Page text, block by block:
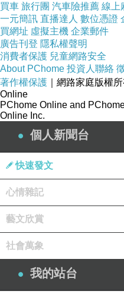
買車 旅行團 汽車險推薦 線上
一元簡訊 直播達人 數位憑證
買網址 虛擬主機 企業郵件
廣告刊登 隱私權聲明
消費者保護 兒童網路安全
About PChome 投資人聯絡
著作權保護 ｜網路家庭版權
Online
PChome Online and
Online Inc.
個人新聞台
快速發文
心情雜記
藝文欣賞
社會萬象
我的站台